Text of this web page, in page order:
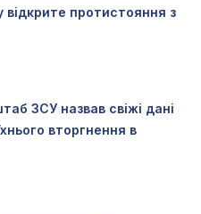
протистояння з
ЗСУ назвав свіжі дані
вторгнення в